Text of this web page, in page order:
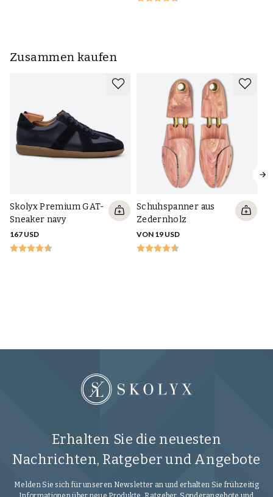
Zusammen kaufen
Skolyx Premium GAT-
Sneaker navy
167 USD
Schuhspanner aus
Zedernholz
VON 19 USD
Erhalten Sie die neuesten
Nachrichten, Ratgeber und Angebote
Melden Sie sich für unseren Newsletter an und erhalten Sie frühzeitig